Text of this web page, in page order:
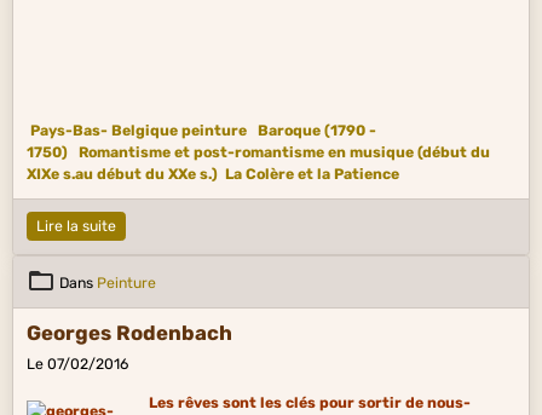
Pays-Bas- Belgique peinture
Baroque (1790 -
1750)
Romantisme et post-romantisme en musique (début du
XIXe s.au début du XXe s.) La Colère et la Patience
Lire la suite
Dans Peinture
Georges Rodenbach
Le 07/02/2016
Les rêves sont les clés pour sortir de nous-